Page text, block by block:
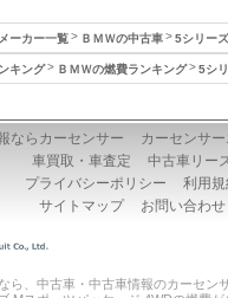
ーカー一覧 ＢＭＷの中古車 5シリー
キング ＢＭＷの燃費ランキング 5シ
ならカーセンサー
カーセンサ
車買取・車査定
中古車リー
プライバシーポリシー
利用規
サイトマップ
お問い合わせ
ら、中古車・中古車情報のカーセン